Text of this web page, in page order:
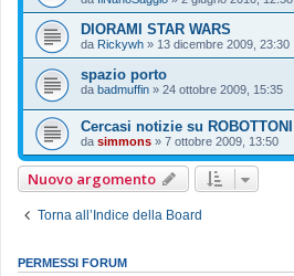
DIORAMI STAR WARS
da Rickywh » 13 dicembre 2009, 23:30
spazio porto
da badmuffin » 24 ottobre 2009, 15:35
Cercasi notizie su ROBOTTONI
da simmons » 7 ottobre 2009, 13:50
Nuovo argomento
Torna all’Indice della Board
PERMESSI FORUM